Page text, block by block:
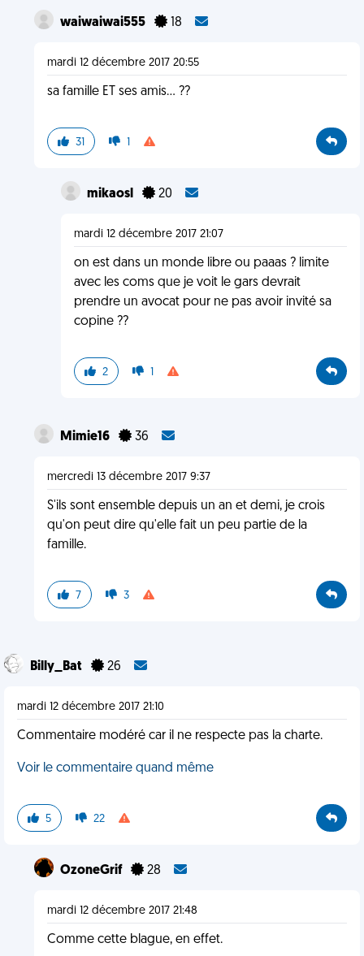
waiwaiwai555 18
mardi 12 décembre 2017 20:55
sa famille ET ses amis... ??
31 1
mikaosl 20
mardi 12 décembre 2017 21:07
on est dans un monde libre ou paaas ? limite
avec les coms que je voit le gars devrait
prendre un avocat pour ne pas avoir invité sa
copine ??
2 1
Mimie16 36
mercredi 13 décembre 2017 9:37
S'ils sont ensemble depuis un an et demi, je crois
qu'on peut dire qu'elle fait un peu partie de la
famille.
7 3
Billy_Bat 26
mardi 12 décembre 2017 21:10
Commentaire modéré car il ne respecte pas la charte.
Voir le commentaire quand même
5 22
OzoneGrif 28
mardi 12 décembre 2017 21:48
Comme cette blague, en effet.